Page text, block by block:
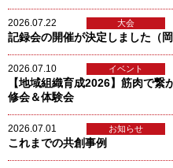
2026.07.22 大会
記録会の開催が決定しました（岡
2026.07.10 イベント
【地域組織育成2026】筋肉で
修会＆体験会
2026.07.01 お知らせ
これまでの共創事例